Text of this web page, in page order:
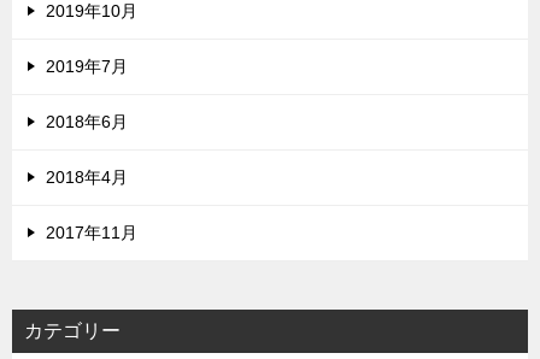
2019年10月
2019年7月
2018年6月
2018年4月
2017年11月
カテゴリー